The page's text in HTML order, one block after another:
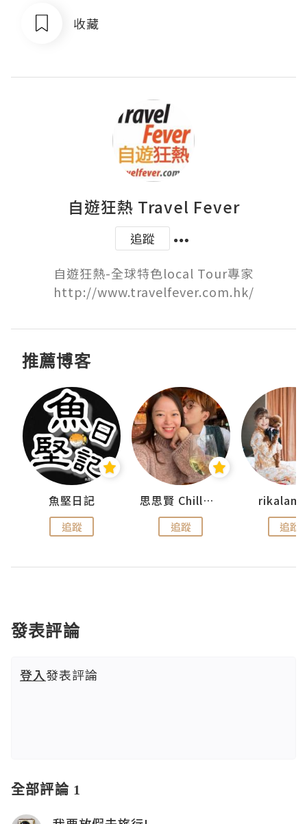
收藏
自遊狂熱 Travel Fever
追蹤
自遊狂熱-全球特色local Tour專家
http://www.travelfever.com.hk/
推薦博客
魚堅日記
追蹤
思思賢 ChillMyBabe
追蹤 追蹤
發表評論
登入發表評論
全部評論 1